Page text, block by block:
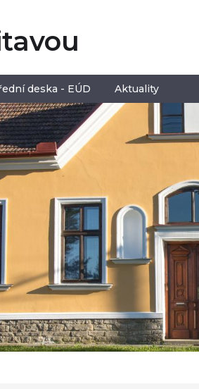
deska - EÚD Aktuality